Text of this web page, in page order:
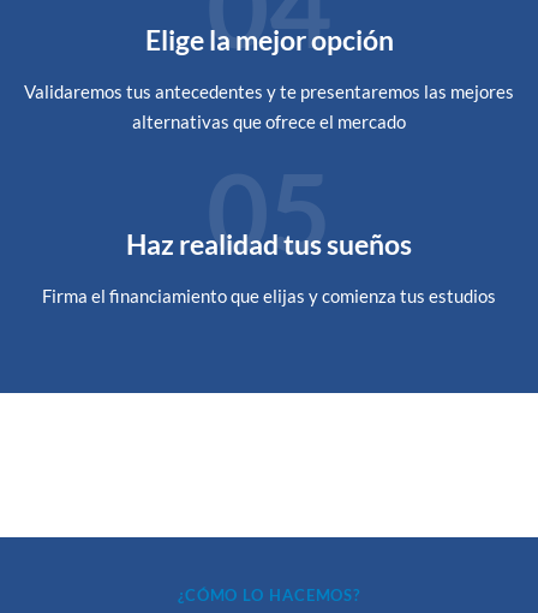
Elige la mejor opción
Validaremos tus antecedentes y te presentaremos las mejores
alternativas que ofrece el mercado
05
Haz realidad tus sueños
Firma el financiamiento que elijas y comienza tus estudios
¿CÓMO LO HACEMOS?